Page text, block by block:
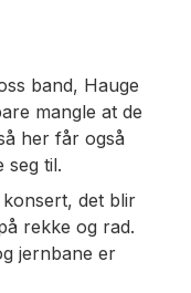
band, Hauge
mangle at de
her får også
seg til.
det blir
rekke og rad.
jernbane er